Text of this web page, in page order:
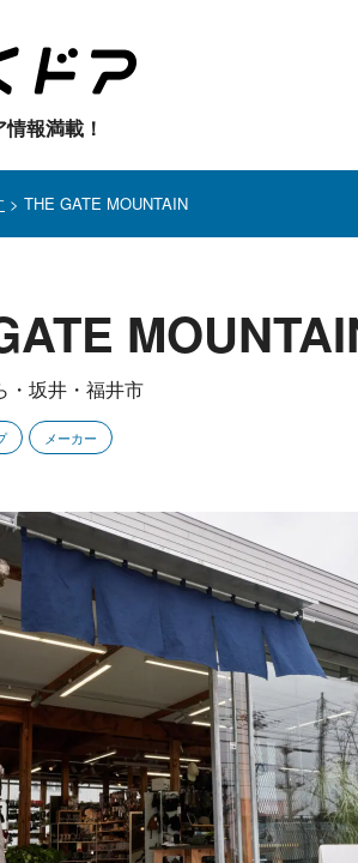
報満載！
> THE GATE MOUNTAIN
・坂井・福井市
メーカー